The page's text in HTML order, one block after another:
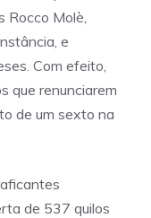
Rocco Molè,
e
Com efeito,
que renunciarem
de um sexto na
de 537 quilos